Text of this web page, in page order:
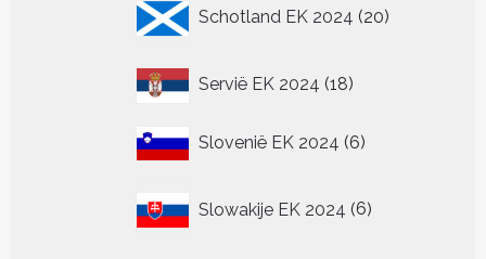
Schotland EK 2024 20
producten
Servië EK 2024 1818
Slovenië EK 2024 66
Slowakije EK 2024 6
producten